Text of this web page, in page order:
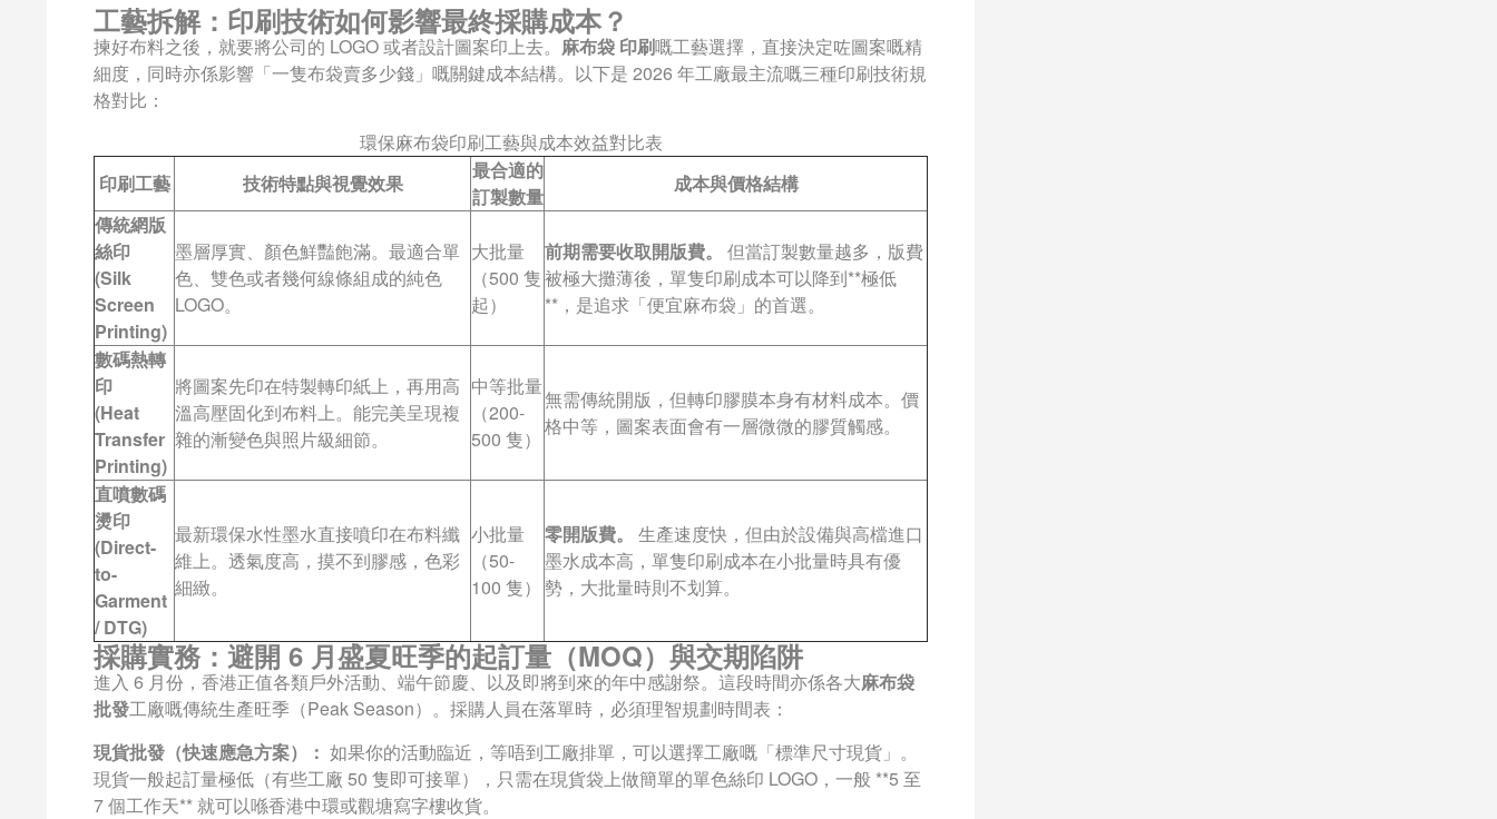
工藝拆解：印刷技術如何影響最終採購成本？
揀好布料之後，就要將公司的 LOGO 或者設計圖案印上去。 麻布袋 印刷嘅工藝選擇，直接決定咗圖案嘅精
細度，同時亦係影響「一隻布袋賣多少錢」嘅關鍵成本結構。以下是 2026 年工廠最主流嘅三種印刷技術規
格對比：
環保麻布袋印刷工藝與成本效益對比表
印刷工藝
技術特點與視覺效果
最合適的
訂製數量
成本與價格結構
傳統網版
絲印
(Silk
Screen
Printing)
墨層厚實、顏色鮮豔飽滿。最適合單
色、雙色或者幾何線條組成的純色
LOGO。
大批量
（500 隻
起）
前期需要收取開版費。
但當訂製數量越多，版費
被極大攤薄後，單隻印刷成本可以降到**極低
**，是追求「便宜麻布袋」的首選。
數碼熱轉
印
(Heat
Transfer
Printing)
將圖案先印在特製轉印紙上，再用高
溫高壓固化到布料上。能完美呈現複
雜的漸變色與照片級細節。
中等批量
（200-
500 隻）
無需傳統開版，但轉印膠膜本身有材料成本。價
格中等，圖案表面會有一層微微的膠質觸感。
直噴數碼
燙印
(Direct-
to-
Garment
/ DTG)
最新環保水性墨水直接噴印在布料纖
維上。透氣度高，摸不到膠感，色彩
細緻。
小批量
（50-
100 隻）
零開版費。
生產速度快，但由於設備與高檔進口
墨水成本高，單隻印刷成本在小批量時具有優
勢，大批量時則不划算。
採購實務：避開 6 月盛夏旺季的起訂量（MOQ）與交期陷阱
進入 6 月份，香港正值各類戶外活動、端午節慶、以及即將到來的年中感謝祭。這段時間亦係各大麻布袋
批發工廠嘅傳統生產旺季（Peak Season）。採購人員在落單時，必須理智規劃時間表：
現貨批發（快速應急方案）： 如果你的活動臨近，等唔到工廠排單，可以選擇工廠嘅「標準尺寸現貨」。
現貨一般起訂量極低（有些工廠 50 隻即可接單），只需在現貨袋上做簡單的單色絲印 LOGO，一般 **5 至
7 個工作天** 就可以喺香港中環或觀塘寫字樓收貨。